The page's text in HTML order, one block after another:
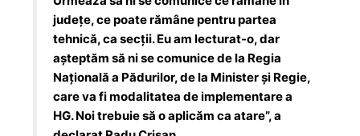
județe, ce poate rămâne pentru partea
tehnică, ca secții. Eu am lecturat-o, dar
așteptăm să ni se comunice de la Regia
Națională a Pădurilor, de la Minister și Regie,
care va fi modalitatea de implementare a
HG. Noi trebuie să o aplicăm ca atare”, a